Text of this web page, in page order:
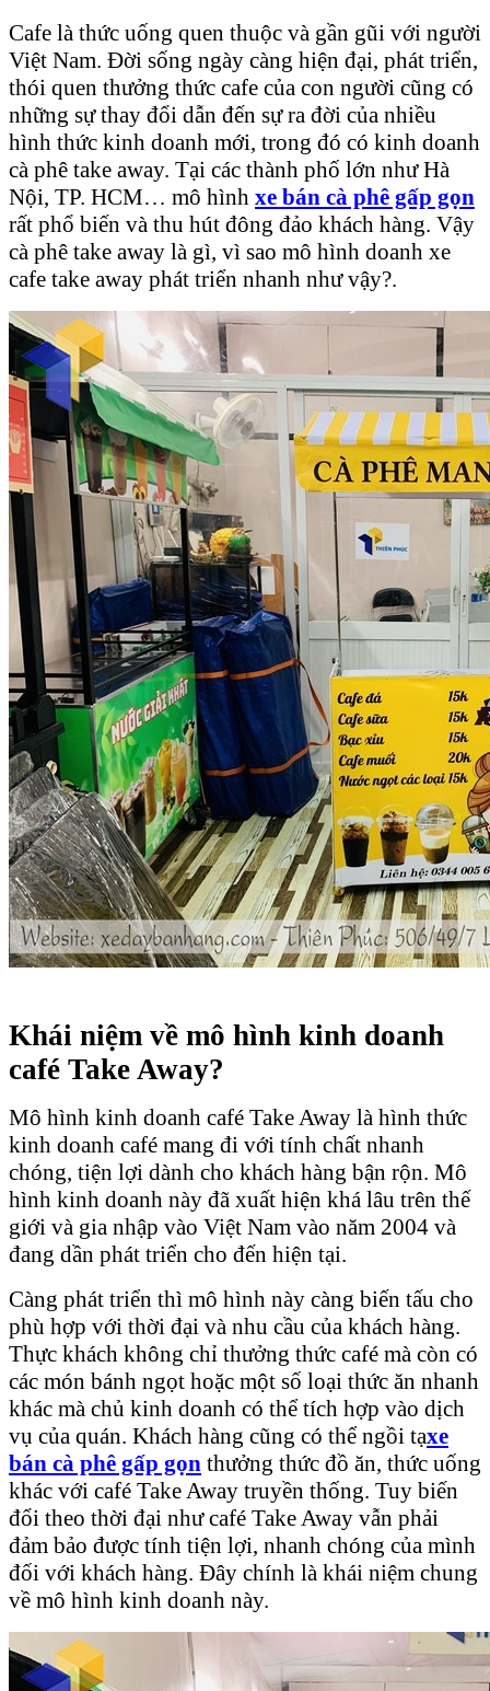
Cafe là thức uống quen thuộc và gần gũi với người
Việt Nam. Đời sống ngày càng hiện đại, phát triển,
thói quen thưởng thức cafe của con người cũng có
những sự thay đổi dẫn đến sự ra đời của nhiều
hình thức kinh doanh mới, trong đó có kinh doanh
cà phê take away. Tại các thành phố lớn như Hà
Nội, TP. HCM… mô hình xe bán cà phê gấp gọn
rất phổ biến và thu hút đông đảo khách hàng. Vậy
cà phê take away là gì, vì sao mô hình doanh xe
cafe take away phát triển nhanh như vậy?.
Khái niệm về mô hình kinh doanh
café Take Away?
Mô hình kinh doanh café Take Away là hình thức
kinh doanh café mang đi với tính chất nhanh
chóng, tiện lợi dành cho khách hàng bận rộn. Mô
hình kinh doanh này đã xuất hiện khá lâu trên thế
giới và gia nhập vào Việt Nam vào năm 2004 và
đang dần phát triển cho đến hiện tại.
Càng phát triển thì mô hình này càng biến tấu cho
phù hợp với thời đại và nhu cầu của khách hàng.
Thực khách không chỉ thưởng thức café mà còn có
các món bánh ngọt hoặc một số loại thức ăn nhanh
khác mà chủ kinh doanh có thể tích hợp vào dịch
vụ của quán. Khách hàng cũng có thể ngồi tạxe
bán cà phê gấp gọn thưởng thức đồ ăn, thức uống
khác với café Take Away truyền thống. Tuy biến
đổi theo thời đại như café Take Away vẫn phải
đảm bảo được tính tiện lợi, nhanh chóng của mình
đối với khách hàng. Đây chính là khái niệm chung
về mô hình kinh doanh này.